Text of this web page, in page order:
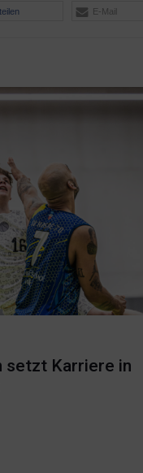
teilen E-Mail
setzt Karriere in